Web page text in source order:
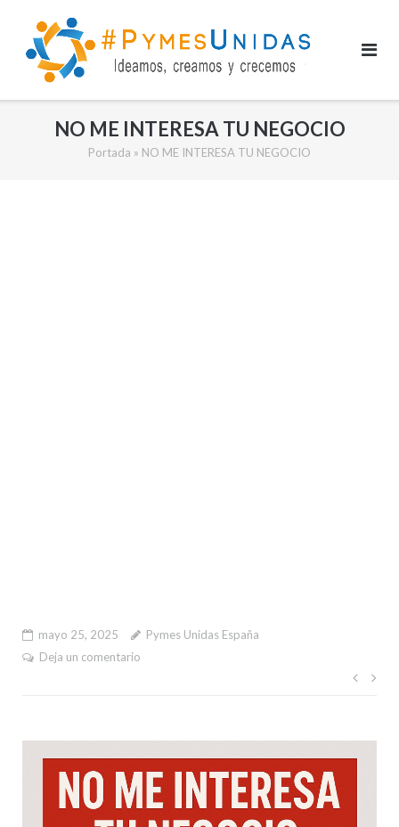
contenido
NO ME INTERESA TU NEGOCIO
Portada » NO ME INTERESA TU NEGOCIO
mayo 25, 2025
Pymes Unidas España
Deja un comentario